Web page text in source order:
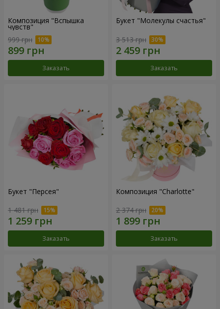
Композиция "Вспышка
чувств"
999 грн
Заказать
Букет "Молекулы счастья"
3 513 грн
Заказать
Букет "Персея"
1 481 грн
Заказать
Композиция "Charlotte"
2 374 грн
Заказать